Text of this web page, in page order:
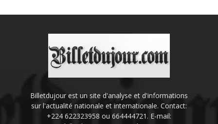
Billetdujour est un site d'analyse et d'informations
sur l'actualité nationale et internationale. Contact:
+224 622323958 ou 664444721. E-mail: